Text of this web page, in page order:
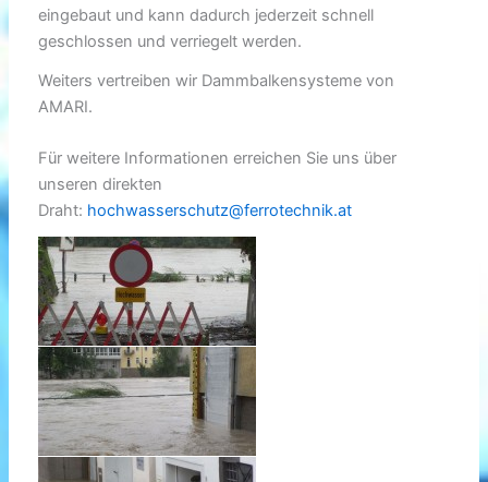
eingebaut und kann dadurch jederzeit schnell
geschlossen und verriegelt werden.
Weiters vertreiben wir Dammbalkensysteme von
AMARI.
Für weitere Informationen erreichen Sie uns über
unseren direkten
Draht: hochwasserschutz@ferrotechnik.at